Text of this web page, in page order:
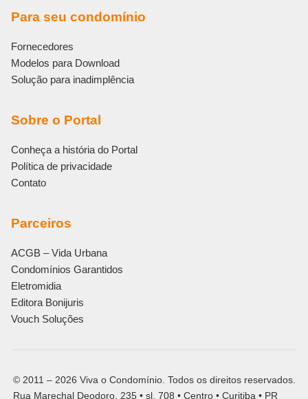
Para seu condomínio
Fornecedores
Modelos para Download
Solução para inadimplência
Sobre o Portal
Conheça a história do Portal
Política de privacidade
Contato
Parceiros
ACGB – Vida Urbana
Condomínios Garantidos
Eletromidia
Editora Bonijuris
Vouch Soluções
© 2011 – 2026 Viva o Condomínio. Todos os direitos reservados.
Rua Marechal Deodoro, 235 • sl. 708 • Centro • Curitiba • PR